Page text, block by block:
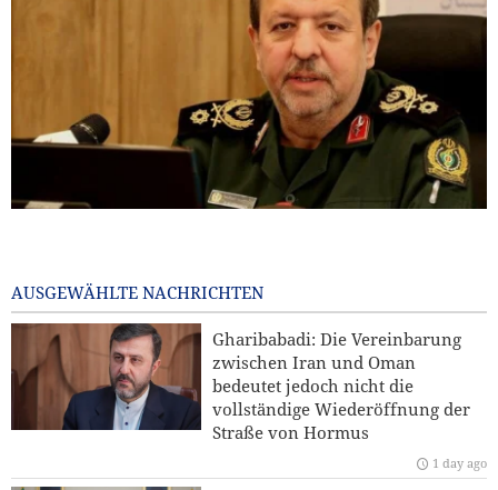
Kommentar | Die Zukunft der regionalen Sicherheit:
Warum eine Sicherheitsordnung unter Führung der
Staaten der Region unverzichtbar ist
Hamas: Der Angriff auf den Norden Jerusalems wird
unseren Widerstand gegen die Pläne zur Judaisierung
AUSGEWÄHLTE NACHRICHTEN
Gharibabadi: Die Vereinbarung
zwischen Iran und Oman
bedeutet jedoch nicht die
vollständige Wiederöffnung der
Straße von Hormus
1 day ago